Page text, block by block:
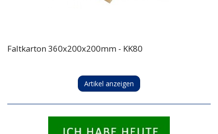
Faltkarton 360x200x200mm - KK80
Artikel anzeigen